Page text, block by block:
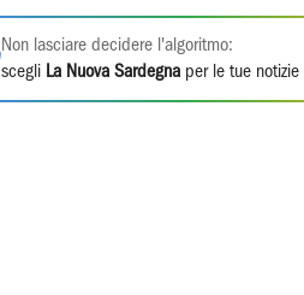
Non lasciare decidere l'algoritmo:
scegli La Nuova Sardegna per le tue notizie